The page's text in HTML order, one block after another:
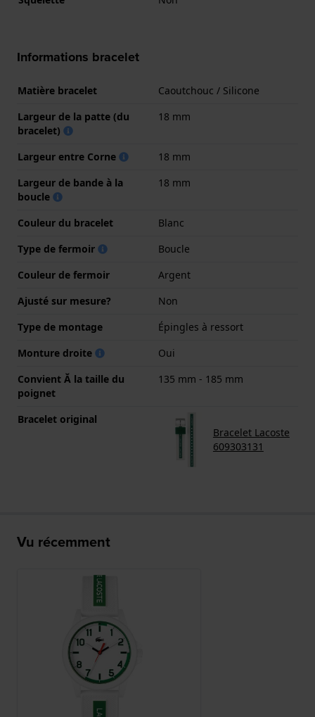
Informations bracelet
Matière bracelet
Caoutchouc / Silicone
Largeur de la patte (du
bracelet)
18 mm
Largeur entre Corne
18 mm
Largeur de bande à la
boucle
18 mm
Couleur du bracelet
Blanc
Type de fermoir
Boucle
Couleur de fermoir
Argent
Ajusté sur mesure?
Non
Type de montage
Épingles à ressort
Monture droite
Oui
Convient Ă la taille du
poignet
135 mm - 185 mm
Bracelet original
Bracelet Lacoste
609303131
Vu récemment